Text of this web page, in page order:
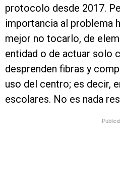
protocolo desde 2017.
importancia al problema
mejor no tocarlo, de
entidad o de actuar solo
desprenden fibras y
uso del centro; es decir,
escolares. No es nada